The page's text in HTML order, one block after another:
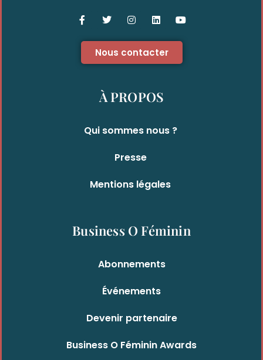
Nous contacter
À PROPOS
Qui sommes nous ?
Presse
Mentions légales
Business O Féminin
Abonnements
Événements
Devenir partenaire
Business O Féminin Awards